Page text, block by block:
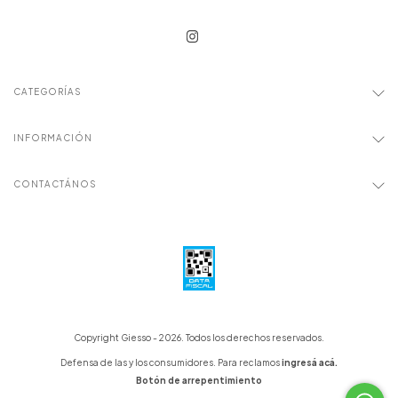
CATEGORÍAS
INFORMACIÓN
CONTACTÁNOS
Copyright Giesso - 2026. Todos los derechos reservados.
Defensa de las y los consumidores. Para reclamosingresá acá.
Botón de arrepentimiento